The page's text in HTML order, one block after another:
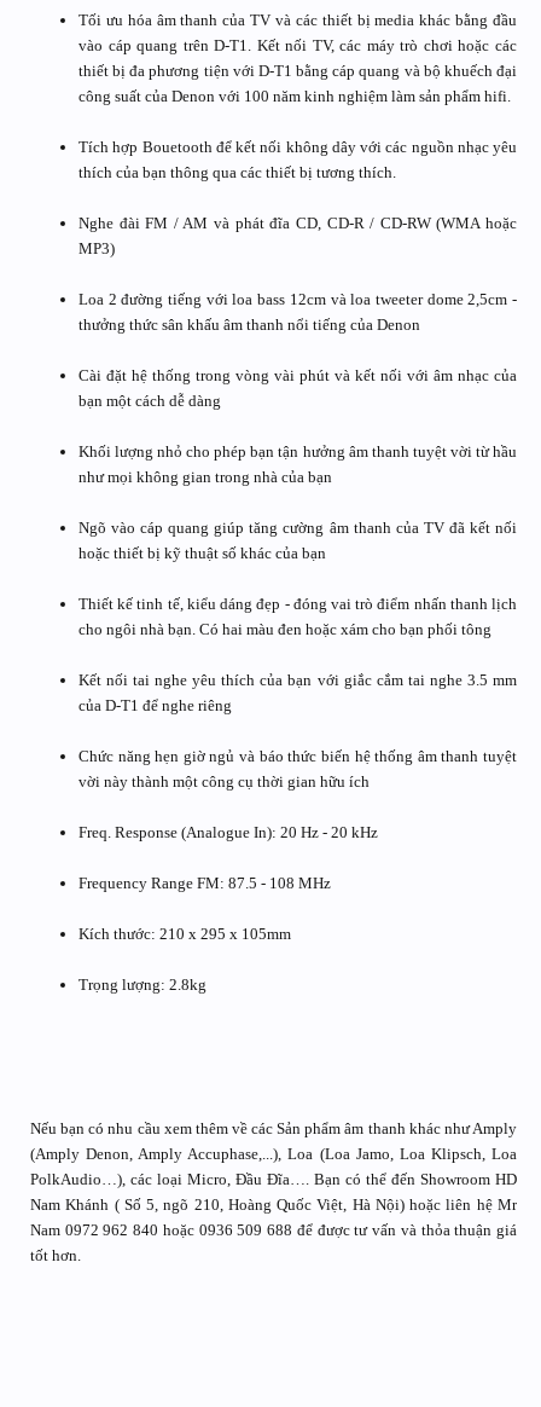
Tối ưu hóa âm thanh của TV và các thiết bị media khác bằng đầu
vào cáp quang trên D-T1. Kết nối TV, các máy trò chơi hoặc các
thiết bị đa phương tiện với D-T1 bằng cáp quang và bộ khuếch đại
công suất của Denon với 100 năm kinh nghiệm làm sản phẩm hifi.
Tích hợp Bouetooth để kết nối không dây với các nguồn nhạc yêu
thích của bạn thông qua các thiết bị tương thích.
Nghe đài FM / AM và phát đĩa CD, CD-R / CD-RW (WMA hoặc
MP3)
Loa 2 đường tiếng với loa bass 12cm và loa tweeter dome 2,5cm -
thưởng thức sân khấu âm thanh nổi tiếng của Denon
Cài đặt hệ thống trong vòng vài phút và kết nối với âm nhạc của
bạn một cách dễ dàng
Khối lượng nhỏ cho phép bạn tận hưởng âm thanh tuyệt vời từ hầu
như mọi không gian trong nhà của bạn
Ngõ vào cáp quang giúp tăng cường âm thanh của TV đã kết nối
hoặc thiết bị kỹ thuật số khác của bạn
Thiết kế tinh tế, kiểu dáng đẹp - đóng vai trò điểm nhấn thanh lịch
cho ngôi nhà bạn. Có hai màu đen hoặc xám cho bạn phối tông
Kết nối tai nghe yêu thích của bạn với giắc cắm tai nghe 3.5 mm
của D-T1 để nghe riêng
Chức năng hẹn giờ ngủ và báo thức biến hệ thống âm thanh tuyệt
vời này thành một công cụ thời gian hữu ích
Freq. Response (Analogue In): 20 Hz - 20 kHz
Frequency Range FM: 87.5 - 108 MHz
Kích thước: 210 x 295 x 105mm
Trọng lượng: 2.8kg
Nếu bạn có nhu cầu xem thêm về các Sản phẩm âm thanh khác như Amply
(Amply Denon, Amply Accuphase,...), Loa (Loa Jamo, Loa Klipsch, Loa
PolkAudio…), các loại Micro, Đầu Đĩa…. Bạn có thể đến Showroom HD
Nam Khánh ( Số 5, ngõ 210, Hoàng Quốc Việt, Hà Nội) hoặc liên hệ Mr
Nam 0972 962 840 hoặc 0936 509 688 để được tư vấn và thỏa thuận giá
tốt hơn.